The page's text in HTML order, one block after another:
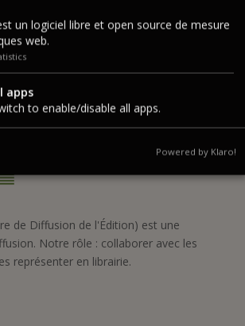
de Diffusion de l'Édition) est une
Notre rôle : collaborer avec les
représenter en librairie.
un logiciel libre et open source de mesure
web.
apps
to enable/disable all apps.
Powered by Klaro!